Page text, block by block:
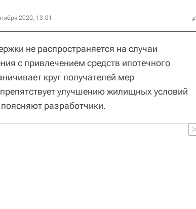
2020, 13:01
не распространяется на случаи
с привлечением средств ипотечного
круг получателей мер
улучшению жилищных условий
разработчики.